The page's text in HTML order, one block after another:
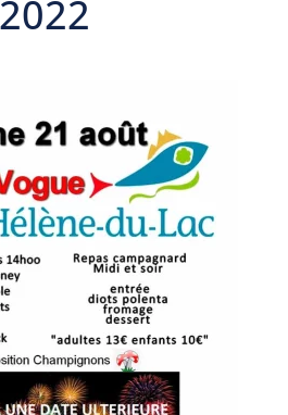
2022